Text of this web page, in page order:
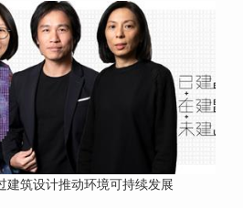
建筑设计推动环境可持续发展